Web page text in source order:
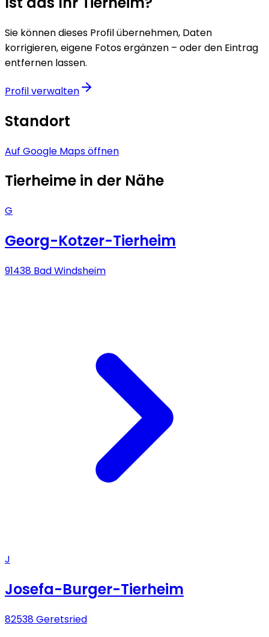
Sie können dieses Profil übernehmen, Daten
korrigieren, eigene Fotos ergänzen – oder den Eintrag
entfernen lassen.
Profil verwalten
Standort
Auf Google Maps öffnen
Tierheime in der Nähe
G
Georg-Kotzer-Tierheim
91438 Bad Windsheim
J
Josefa-Burger-Tierheim
82538 Geretsried